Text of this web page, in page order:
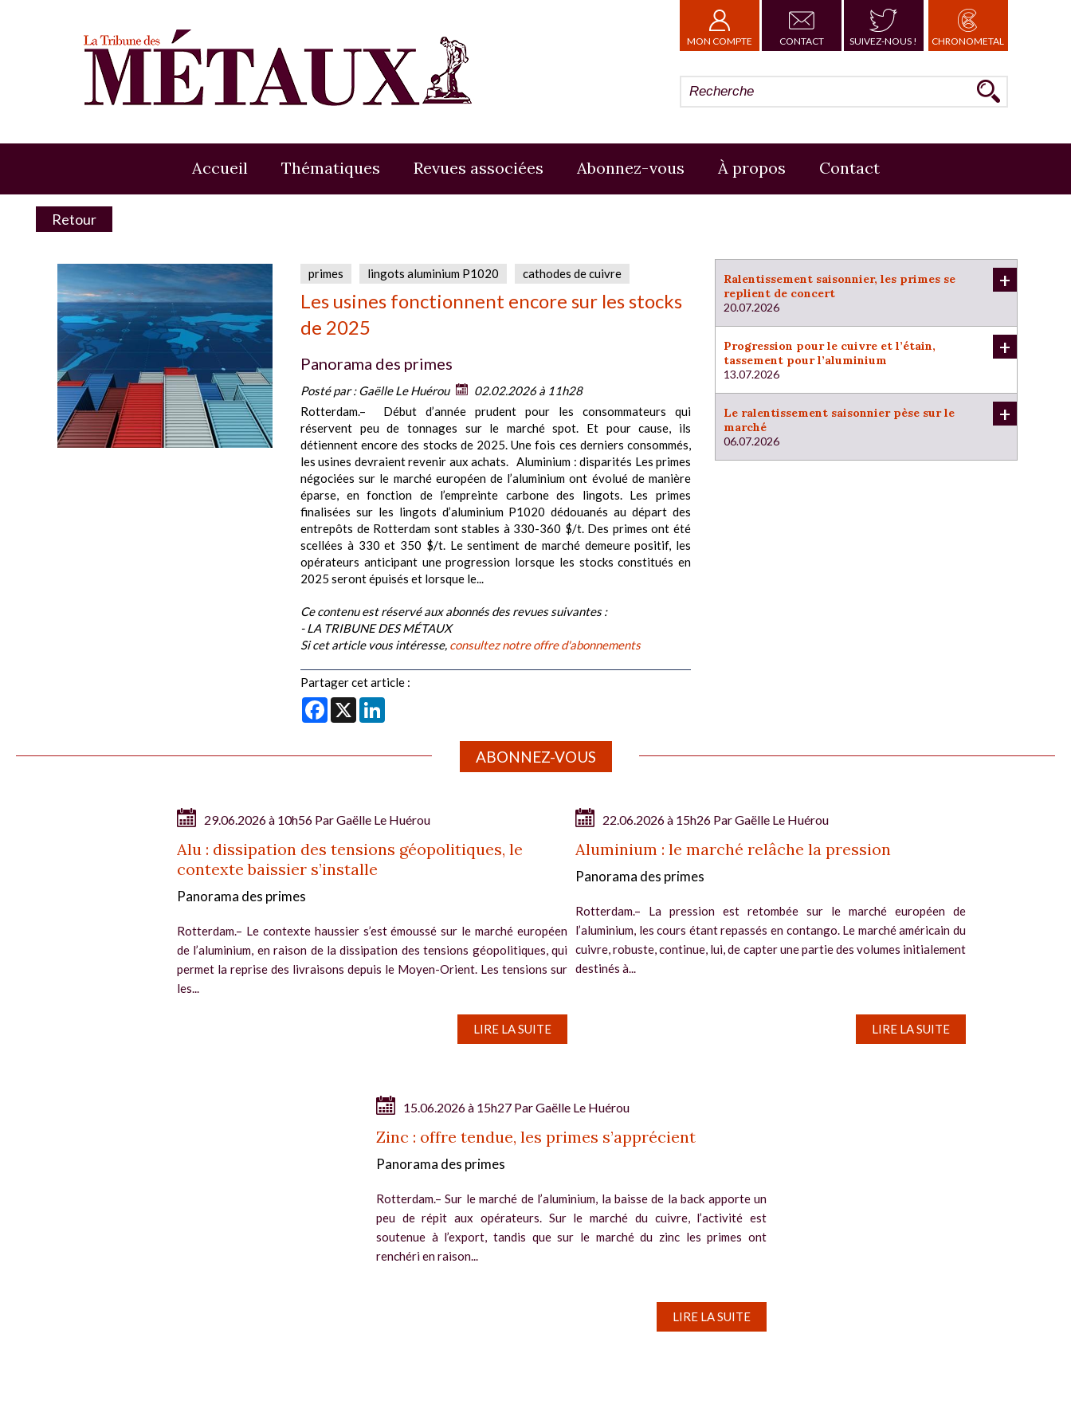
MON COMPTE CONTACT SUIVEZ-NOUS ! CHRONOMETAL
Accueil Thématiques Revues associées Abonnez-vous À propos Contact
Retour
primes lingots aluminium P1020 cathodes de cuivre
Les usines fonctionnent encore sur les stocks
de 2025
Panorama des primes
Posté par :Gaëlle Le Huérou
02.02.2026 à 11h28
Rotterdam.– Début d’année prudent pour les consommateurs qui
réservent peu de tonnages sur le marché spot. Et pour cause, ils
détiennent encore des stocks de 2025. Une fois ces derniers consommés,
les usines devraient revenir aux achats. Aluminium : disparités Les primes
négociées sur le marché européen de l’aluminium ont évolué de manière
éparse, en fonction de l’empreinte carbone des lingots. Les primes
finalisées sur les lingots d’aluminium P1020 dédouanés au départ des
entrepôts de Rotterdam sont stables à 330-360 $/t. Des primes ont été
scellées à 330 et 350 $/t. Le sentiment de marché demeure positif, les
opérateurs anticipant une progression lorsque les stocks constitués en
2025 seront épuisés et lorsque le...
Ce contenu est réservé aux abonnés des revues suivantes :
- LA TRIBUNE DES MÉTAUX
Si cet article vous intéresse, consultez notre offre d'abonnements
Partager cet article :
Facebook
X
Ralentissement saisonnier, les primes se
replient de concert
20.07.2026
+
Progression pour le cuivre et l’étain,
tassement pour l’aluminium
13.07.2026
+
Le ralentissement saisonnier pèse sur le
marché
06.07.2026
+
ABONNEZ-VOUS
29.06.2026 à 10h56 ParGaëlle Le Huérou
Alu : dissipation des tensions géopolitiques, le
contexte baissier s’installe
Panorama des primes
Rotterdam.– Le contexte haussier s’est émoussé sur le marché européen
de l’aluminium, en raison de la dissipation des tensions géopolitiques, qui
permet la reprise des livraisons depuis le Moyen-Orient. Les tensions sur
les...
LIRE LA SUITE
22.06.2026 à 15h26 ParGaëlle Le Huérou
Aluminium : le marché relâche la pression
Panorama des primes
Rotterdam.– La pression est retombée sur le marché européen de
l’aluminium, les cours étant repassés en contango. Le marché américain du
cuivre, robuste, continue, lui, de capter une partie des volumes initialement
destinés à...
LIRE LA SUITE
15.06.2026 à 15h27 ParGaëlle Le Huérou
Zinc : offre tendue, les primes s’apprécient
Panorama des primes
Rotterdam.– Sur le marché de l’aluminium, la baisse de la back apporte un
peu de répit aux opérateurs. Sur le marché du cuivre, l’activité est
soutenue à l’export, tandis que sur le marché du zinc les primes ont
renchéri en raison...
LIRE LA SUITE